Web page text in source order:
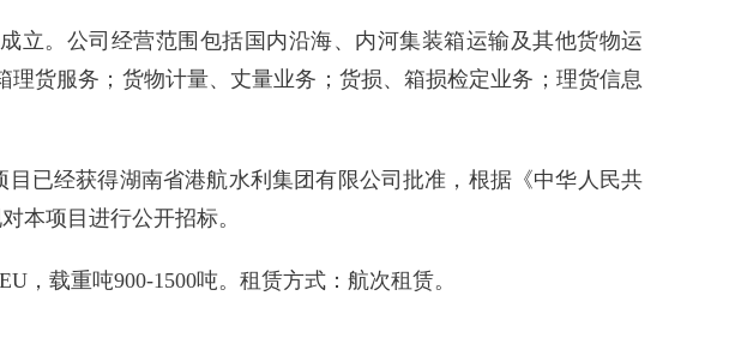
立。公司经营范围包括国内沿海、内河集装箱运输及其他货物运
货服务；货物计量、丈量业务；货损、箱损检定业务；理货信息
已经获得湖南省港航水利集团有限公司批准，根据《中华人民共
本项目进行公开招标。
，载重吨900-1500吨。租赁方式：航次租赁。